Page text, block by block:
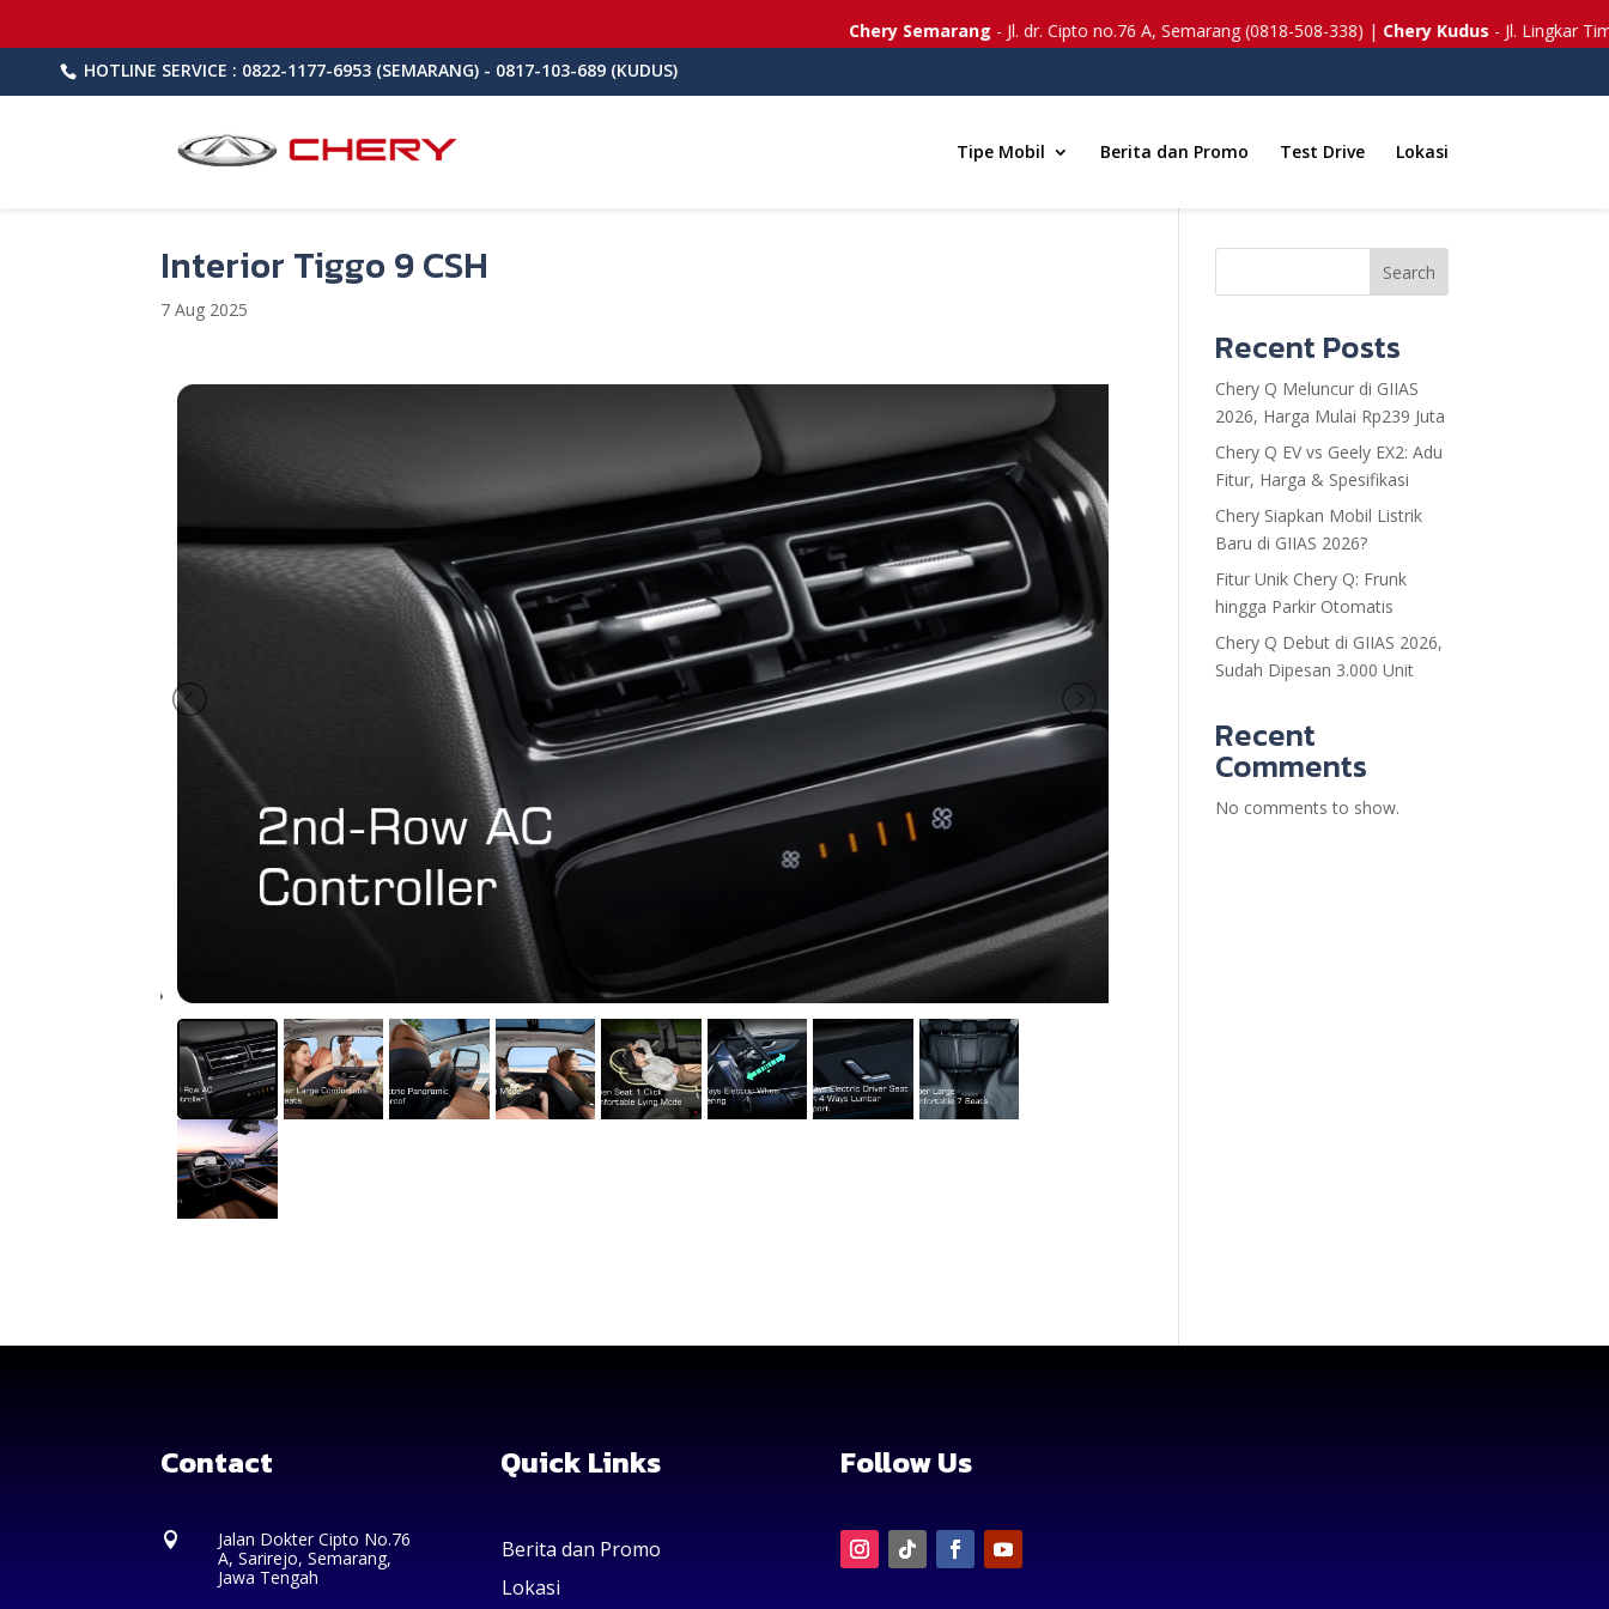
HOTLINE SERVICE : 0822-1177-6953 (SEMARANG) - 0817-103-689 (KUDUS)
Tipe Mobil Berita dan Promo Test Drive Lokasi
Interior Tiggo 9 CSH
7 Aug 2025
Chery Semarang- Jl. dr. Cipto no.76 A, Semarang (0818-508-338) |Chery Kudus- Jl. Lingkar Timur
Search
Recent Posts
Chery Q Meluncur di GIIAS
2026, Harga Mulai Rp239 Juta
Chery Q EV vs Geely EX2: Adu
Fitur, Harga & Spesifikasi
Chery Siapkan Mobil Listrik
Baru di GIIAS 2026?
Fitur Unik Chery Q: Frunk
hingga Parkir Otomatis
Chery Q Debut di GIIAS 2026,
Sudah Dipesan 3.000 Unit
Recent
Comments
No comments to show.
Contact

Jalan Dokter Cipto No.76
A, Sarirejo, Semarang,
Jawa Tengah
Quick Links
Berita dan Promo
Lokasi
Follow Us